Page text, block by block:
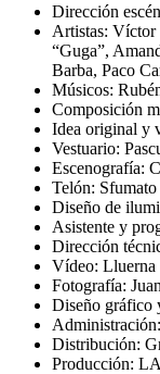
Dirección
Artistas: Víctor
“Guga”,
Barba, Paco
Músicos:
Composición
Idea original y
Vestuario:
Escenografía:
Telón:
Diseño de
Asistente y
Dirección
Vídeo: Lluerna
Fotografía:
Diseño gráfico
Distribución:
Producción: